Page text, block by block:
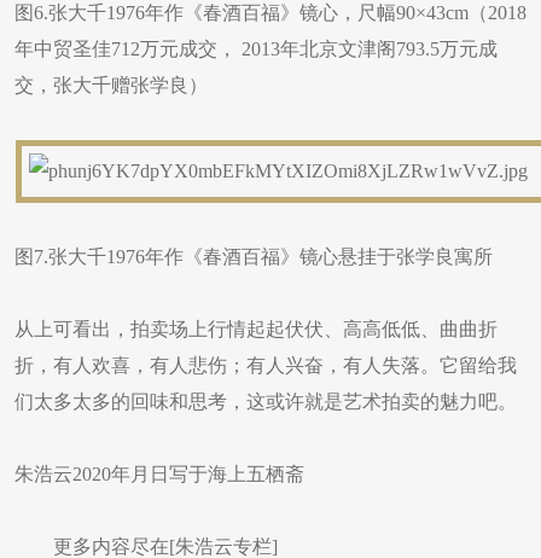
图6.张大千1976年作《春酒百福》镜心，尺幅90×43cm（2018
年中贸圣佳712万元成交， 2013年北京文津阁793.5万元成
交，张大千赠张学良）
图7.张大千1976年作《春酒百福》镜心悬挂于张学良寓所
从上可看出，拍卖场上行情起起伏伏、高高低低、曲曲折
折，有人欢喜，有人悲伤；有人兴奋，有人失落。它留给我
们太多太多的回味和思考，这或许就是艺术拍卖的魅力吧。
朱浩云2020年月日写于海上五栖斋
更多内容尽在[朱浩云专栏]